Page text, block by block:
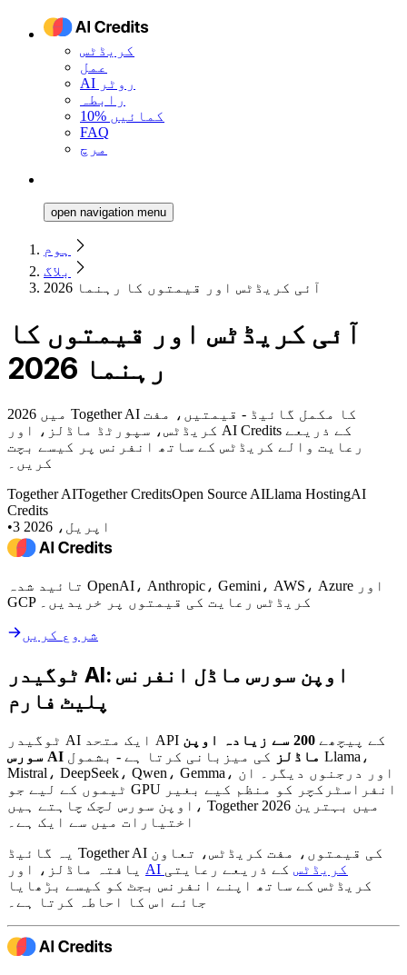
کریڈٹس
عمل
AI روٹر
رابطہ
10% کمائیں
FAQ
مرچ
open navigation menu
ہوم
بلاگ
آئی کریڈٹس اور قیمتوں کا رہنما 2026
آئی کریڈٹس اور قیمتوں کا
رہنما 2026
2026 میں Together AI کا مکمل گائیڈ - قیمتیں، مفت
کریڈٹس، سپورٹڈ ماڈلز، اور AI Credits کے ذریعے
رعایت والے کریڈٹس کے ساتھ انفرنس پر کیسے بچت
کریں۔
Together AITogether CreditsOpen Source AILlama HostingAI
Credits
•
3 اپریل، 2026
تائید شدہ OpenAI، Anthropic، Gemini، AWS، Azure اور
GCP کریڈٹس رعایت کی قیمتوں پر خریدیں۔
شروع کریں
ٹوگیدر AI: اوپن سورس ماڈل انفرنس
پلیٹ فارم
ٹوگیدر AI ایک متحد API کے پیچھے
200 سے زیادہ اوپن
سورس AI ماڈلز
کی میزبانی کرتا ہے - بشمول Llama،
Mistral، DeepSeek، Qwen، Gemma، اور درجنوں دیگر۔ ان
ٹیموں کے لیے جو GPU انفراسٹرکچر کو منظم کیے بغیر
اوپن سورس لچک چاہتے ہیں، Together 2026 میں بہترین
اختیارات میں سے ایک ہے۔
یہ گائیڈ Together AI کی قیمتوں، مفت کریڈٹس، تعاون
AI کریڈٹس کے ذریعے رعایتی
کریڈٹس کے ساتھ اپنے انفرنس بجٹ کو کیسے بڑھایا
جائے اس کا احاطہ کرتا ہے۔